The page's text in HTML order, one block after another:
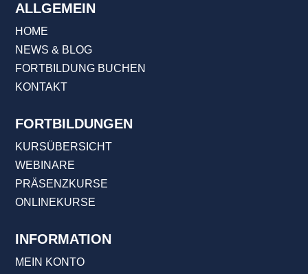
ALLGEMEIN
HOME
NEWS & BLOG
FORTBILDUNG BUCHEN
KONTAKT
FORTBILDUNGEN
KURSÜBERSICHT
WEBINARE
PRÄSENZKURSE
ONLINEKURSE
INFORMATION
MEIN KONTO